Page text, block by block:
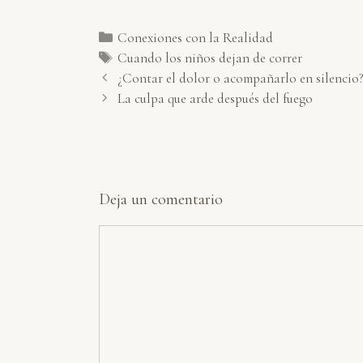
Categorías
Conexiones con la Realidad
Etiquetas
Cuando los niños dejan de correr
¿Contar el dolor o acompañarlo en
La culpa que arde después del fuego
Deja un comentario